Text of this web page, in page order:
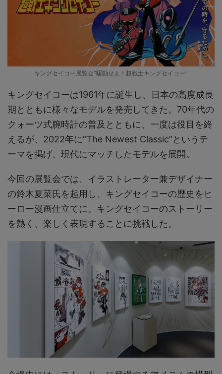
キングセイコー展覧会“駆動せよ！超戦士キングセイコー”
キングセイコーは1961年に誕生し、日本の高度成長
期とともに様々なモデルを発売してきた。70年代の
クォーツ式腕時計の普及とともに、一度は役目を終
えるが、2022年に“The Newest Classic”というテ
ーマを掲げ、現代にマッチしたモデルを展開。
今回の展覧会では、イラストレーター兼デザイナー
の鈴木夏菜氏を起用し、キングセイコーの歴史をヒ
ーロー漫画仕立てに。キングセイコーのストーリー
を熱く、楽しく表現することに挑戦した。